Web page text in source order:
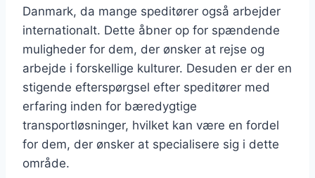
Danmark, da mange speditører også arbejder
internationalt. Dette åbner op for spændende
muligheder for dem, der ønsker at rejse og
arbejde i forskellige kulturer. Desuden er der en
stigende efterspørgsel efter speditører med
erfaring inden for bæredygtige
transportløsninger, hvilket kan være en fordel
for dem, der ønsker at specialisere sig i dette
område.